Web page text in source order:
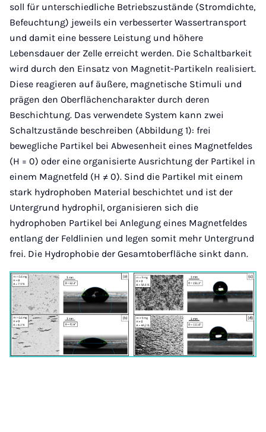
soll für unterschiedliche Betriebszustände (Stromdichte,
Befeuchtung) jeweils ein verbesserter Wassertransport
und damit eine bessere Leistung und höhere
Lebensdauer der Zelle erreicht werden. Die Schaltbarkeit
wird durch den Einsatz von Magnetit-Partikeln realisiert.
Diese reagieren auf äußere, magnetische Stimuli und
prägen den Oberflächencharakter durch deren
Beschichtung. Das verwendete System kann zwei
Schaltzustände beschreiben (Abbildung 1): frei
bewegliche Partikel bei Abwesenheit eines Magnetfeldes
(H = 0) oder eine organisierte Ausrichtung der Partikel in
einem Magnetfeld (H ≠ 0). Sind die Partikel mit einem
stark hydrophoben Material beschichtet und ist der
Untergrund hydrophil, organisieren sich die
hydrophoben Partikel bei Anlegung eines Magnetfeldes
entlang der Feldlinien und legen somit mehr Untergrund
frei. Die Hydrophobie der Gesamtoberfläche sinkt dann.